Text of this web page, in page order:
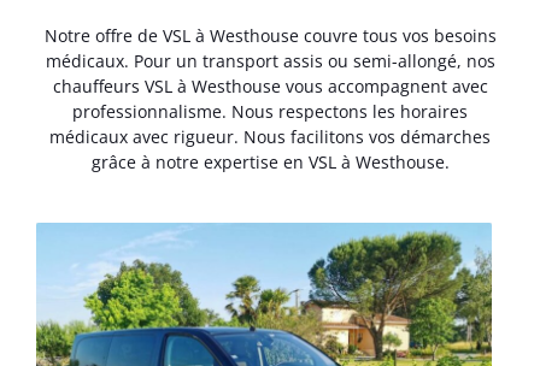
Notre offre de VSL à Westhouse couvre tous vos besoins
médicaux. Pour un transport assis ou semi-allongé, nos
chauffeurs VSL à Westhouse vous accompagnent avec
professionnalisme. Nous respectons les horaires
médicaux avec rigueur. Nous facilitons vos démarches
grâce à notre expertise en VSL à Westhouse.